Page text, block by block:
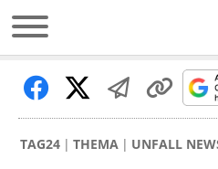
TAG24 THEMA UNFALL